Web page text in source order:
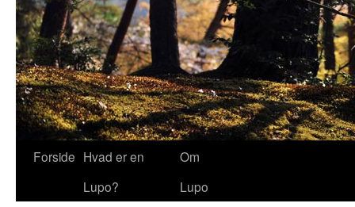
Forside Hvad er en
Lupo?
Om
Lupo